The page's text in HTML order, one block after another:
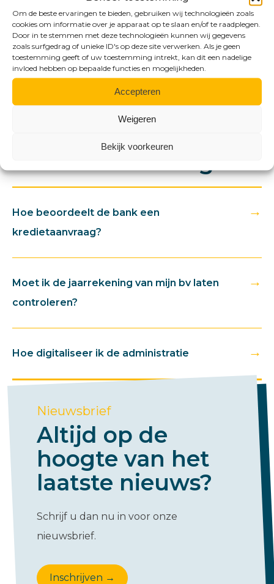
Om de beste ervaringen te bieden, gebruiken wij technologieën zoals
cookies om informatie over je apparaat op te slaan en/of te raadplegen.
Door in te stemmen met deze technologieën kunnen wij gegevens
zoals surfgedrag of unieke ID's op deze site verwerken. Als je geen
toestemming geeft of uw toestemming intrekt, kan dit een nadelige
invloed hebben op bepaalde functies en mogelijkheden.
Accepteren
Weigeren
Bekijk voorkeuren
Neem contact op →
Hoe beoordeelt de bank een
kredietaanvraag?
→
Moet ik de jaarrekening van mijn bv laten
controleren?
→
Hoe digitaliseer ik de administratie →
Nieuwsbrief
Altijd op de
hoogte van het
laatste nieuws?
Schrijf u dan nu in voor onze
nieuwsbrief.
Inschrijven →